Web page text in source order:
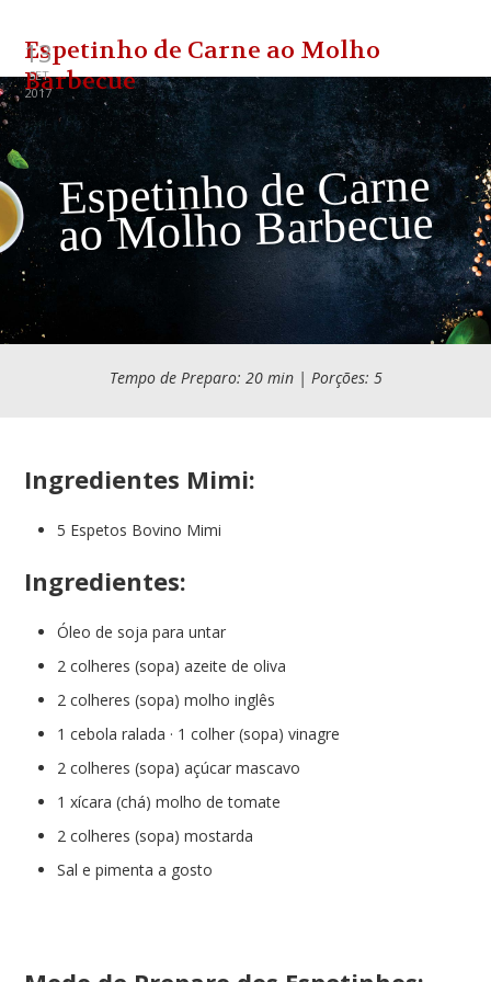
13
SET
2017
Espetinho de Carne ao Molho
Barbecue
Espetinho de Carne
ao Molho Barbecue
Tempo de Preparo: 20 min | Porções: 5
Ingredientes Mimi:
5 Espetos Bovino Mimi
Ingredientes:
Óleo de soja para untar
2 colheres (sopa) azeite de oliva
2 colheres (sopa) molho inglês
1 cebola ralada · 1 colher (sopa) vinagre
2 colheres (sopa) açúcar mascavo
1 xícara (chá) molho de tomate
2 colheres (sopa) mostarda
Sal e pimenta a gosto